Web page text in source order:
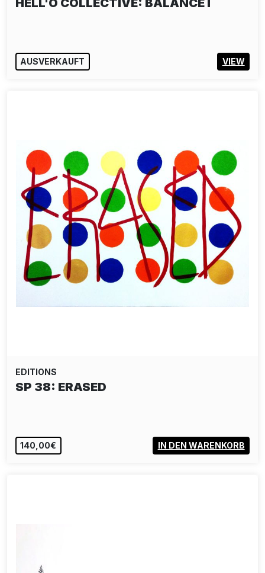
HELL'O COLLECTIVE: BALANCE I
AUSVERKAUFT VIEW
EDITIONS
SP 38: ERASED
140,00€ IN DEN WARENKORB